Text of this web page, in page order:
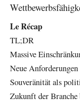
Le Récap
TL;DR
Massive
Neue
Souveränität als
Zukunft der